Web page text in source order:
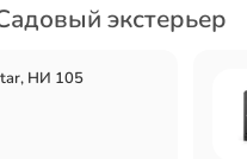
экстерьер
НИ 105